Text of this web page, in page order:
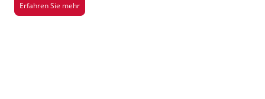
Erfahren Sie mehr